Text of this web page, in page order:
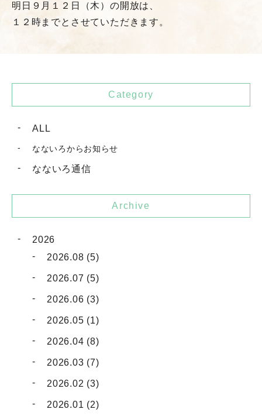
明日９月１２日（木）の開放は、
１２時までとさせていただきます。
Category
ALL
なないろからお知らせ
なないろ通信
Archive
2026
2026.08 (5)
2026.07 (5)
2026.06 (3)
2026.05 (1)
2026.04 (8)
2026.03 (7)
2026.02 (3)
2026.01 (2)